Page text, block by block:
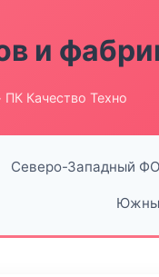
и
ПК Качество Техно
Северо-Западный ФО